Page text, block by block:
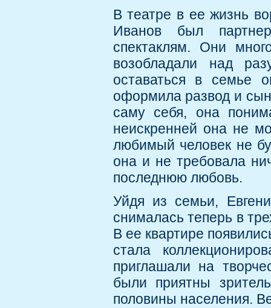
В театре в ее жизнь
Иванов был
спектаклям. Они
возобладали над
оставаться в семье
оформила развод и
саму себя, она
неискренней она не
любимый человек не
она и не требовала
последнюю любовь.
Уйдя из семьи,
снималась теперь в
В ее квартире
стала
приглашали на
были приятны
половины населения.